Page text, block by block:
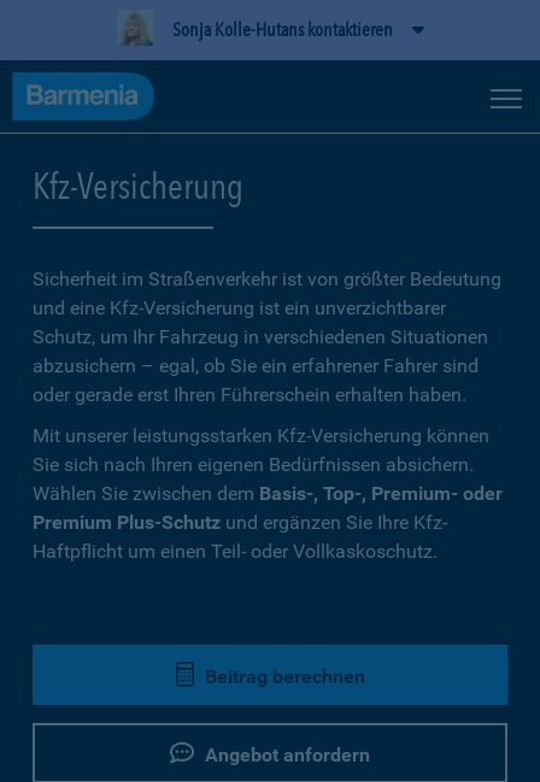
Sonja Kolle-Hutans kontaktieren
Kfz-Versicherung
Sicherheit im Straßenverkehr ist von größter Bedeutung
und eine Kfz-Versicherung ist ein unverzichtbarer
Schutz, um Ihr Fahrzeug in verschiedenen Situationen
abzusichern – egal, ob Sie ein erfahrener Fahrer sind
oder gerade erst Ihren Führerschein erhalten haben.
Mit unserer leistungsstarken Kfz-Versicherung können
Sie sich nach Ihren eigenen Bedürfnissen absichern.
Wählen Sie zwischen dem Basis-, Top-, Premium- oder
Premium Plus-Schutz und ergänzen Sie Ihre Kfz-
Haftpflicht um einen Teil- oder Vollkaskoschutz.
Beitrag berechnen
Angebot anfordern